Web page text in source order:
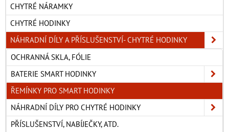
CHYTRÉ NÁRAMKY
CHYTRÉ HODINKY
NÁHRADNÍ DÍLY A PŘÍSLUŠENSTVÍ- CHYTRÉ HODINKY
OCHRANNÁ SKLA, FÓLIE
BATERIE SMART HODINKY
ŘEMÍNKY PRO SMART HODINKY
NÁHRADNÍ DÍLY PRO CHYTRÉ HODINKY
PŘÍSLUŠENSTVÍ, NABÍJEČKY, ATD.